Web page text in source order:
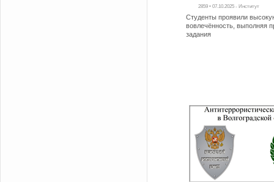
2859 • 07.10.2025 - Институт
Студенты проявили
вовлечённость, выполняя
задания